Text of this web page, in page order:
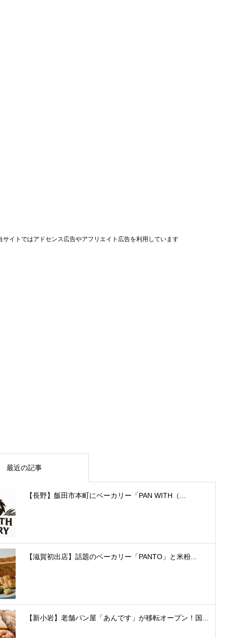
サイトではアドセンス広告やアフリエイト広告を利用しています
最近の記事
【長野】飯田市本町にベーカリー「PAN WITH（...
【滋賀初出店】話題のベーカリー「PANTO」と米粉...
【新小岩】老舗パン屋「あんです」が移転オープン！国...